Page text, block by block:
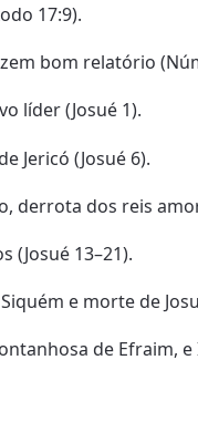
17:9).
bom relatório
líder (Josué 1).
Jericó (Josué 6).
derrota dos reis
(Josué 13–21).
e morte de
de Efraim,